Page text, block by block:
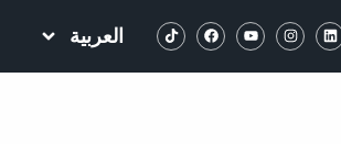
العربية